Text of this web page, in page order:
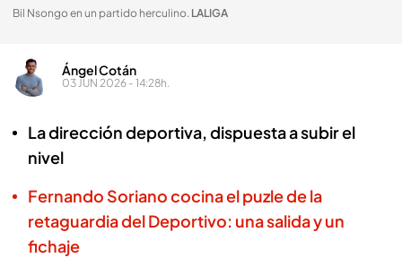
Bil Nsongo en un partido herculino. LALIGA
Ángel Cotán
03 JUN 2026 - 14:28h.
La dirección deportiva, dispuesta a subir el
nivel
Fernando Soriano cocina el puzle de la
retaguardia del Deportivo: una salida y un
fichaje